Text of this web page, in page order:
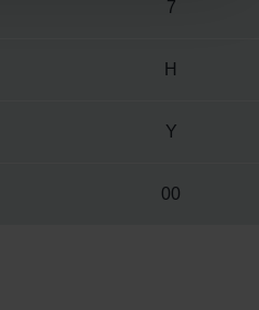
7
H
Y
00